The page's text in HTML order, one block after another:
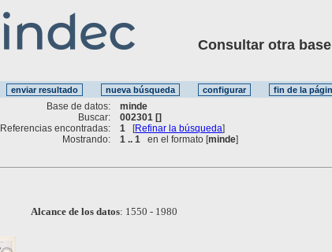
Consultar otra base
Base de datos:
minde
Buscar:
002301 []
Referencias encontradas:
1 [Refinar la búsqueda]
Mostrando:
1 .. 1 en el formato [minde]
Alcance de los datos: 1550 - 1980